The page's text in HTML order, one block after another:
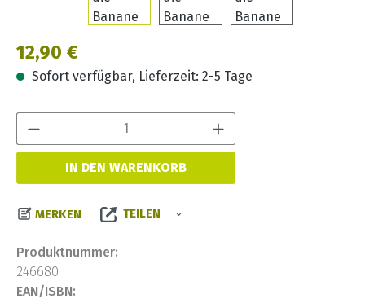
Regulärer Preis:
12,90 €
Sofort verfügbar, Lieferzeit: 2-5 Tage
IN DEN WARENKORB
MERKEN TEILEN
Produktnummer:
246680
EAN/ISBN: